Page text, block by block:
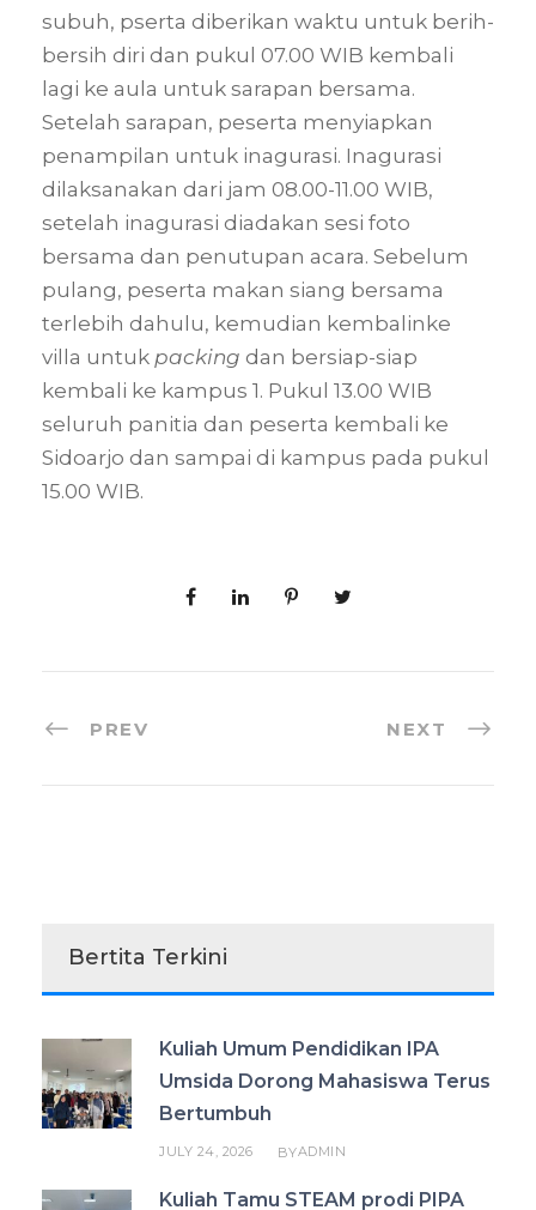
subuh, pserta diberikan waktu untuk berih-
bersih diri dan pukul 07.00 WIB kembali
lagi ke aula untuk sarapan bersama.
Setelah sarapan, peserta menyiapkan
penampilan untuk inagurasi. Inagurasi
dilaksanakan dari jam 08.00-11.00 WIB,
setelah inagurasi diadakan sesi foto
bersama dan penutupan acara. Sebelum
pulang, peserta makan siang bersama
terlebih dahulu, kemudian kembalinke
villa untuk packing dan bersiap-siap
kembali ke kampus 1. Pukul 13.00 WIB
seluruh panitia dan peserta kembali ke
Sidoarjo dan sampai di kampus pada pukul
15.00 WIB.
PREV NEXT
Bertita Terkini
Kuliah Umum Pendidikan IPA
Umsida Dorong Mahasiswa Terus
Bertumbuh
JULY 24, 2026 BYADMIN
Kuliah Tamu STEAM prodi PIPA